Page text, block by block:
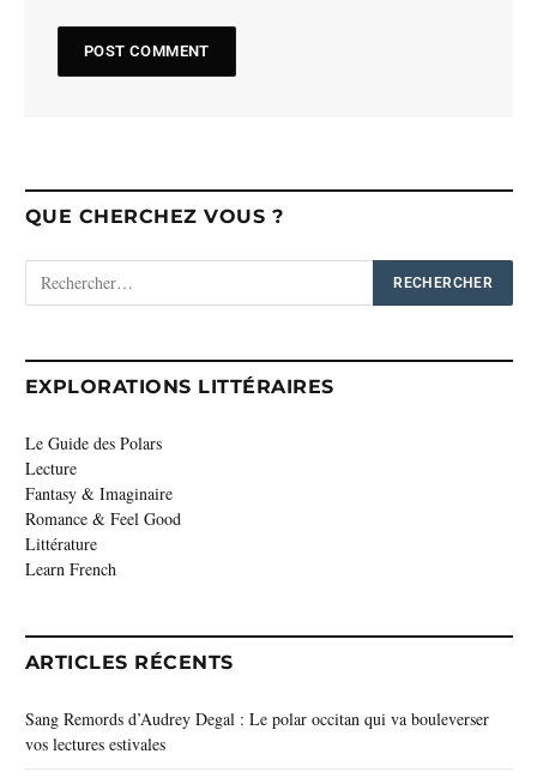
QUE CHERCHEZ VOUS ?
EXPLORATIONS LITTÉRAIRES
Le Guide des Polars
Lecture
Fantasy & Imaginaire
Romance & Feel Good
Littérature
Learn French
ARTICLES RÉCENTS
Sang Remords d’Audrey Degal : Le polar occitan qui va bouleverser
vos lectures estivales